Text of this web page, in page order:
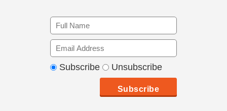
Subscribe Unsubscribe